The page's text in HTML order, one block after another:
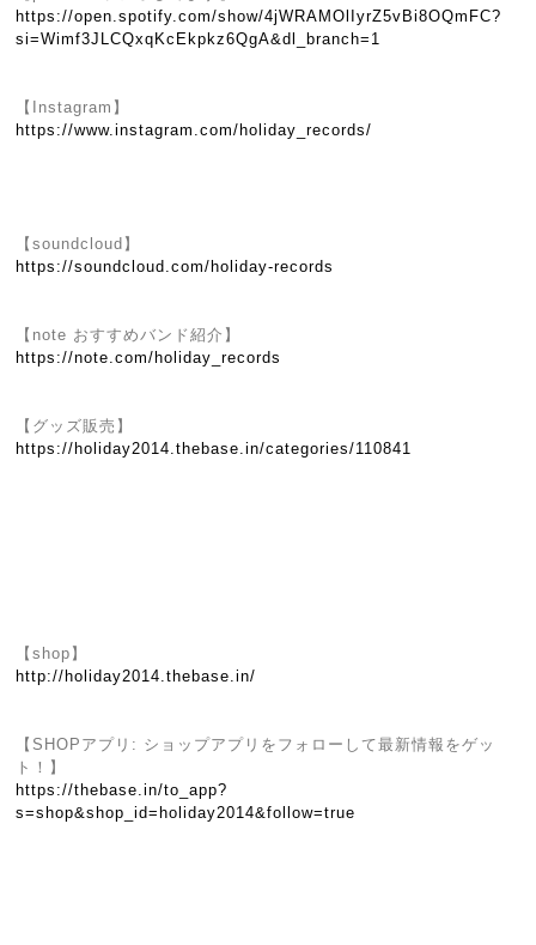
https://open.spotify.com/show/4jWRAMOlIyrZ5vBi8OQmFC?
si=Wimf3JLCQxqKcEkpkz6QgA&dl_branch=1
【Instagram】
https://www.instagram.com/holiday_records/
【soundcloud】
https://soundcloud.com/holiday-records
【note おすすめバンド紹介】
https://note.com/holiday_records
【グッズ販売】
https://holiday2014.thebase.in/categories/110841
【shop】
http://holiday2014.thebase.in/
【SHOPアプリ: ショップアプリをフォローして最新情報をゲッ
ト！】
https://thebase.in/to_app?
s=shop&shop_id=holiday2014&follow=true